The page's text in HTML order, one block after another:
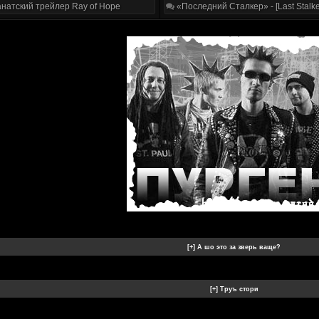
трейлер Ray of Hope «Последний Сталкер» - [Last